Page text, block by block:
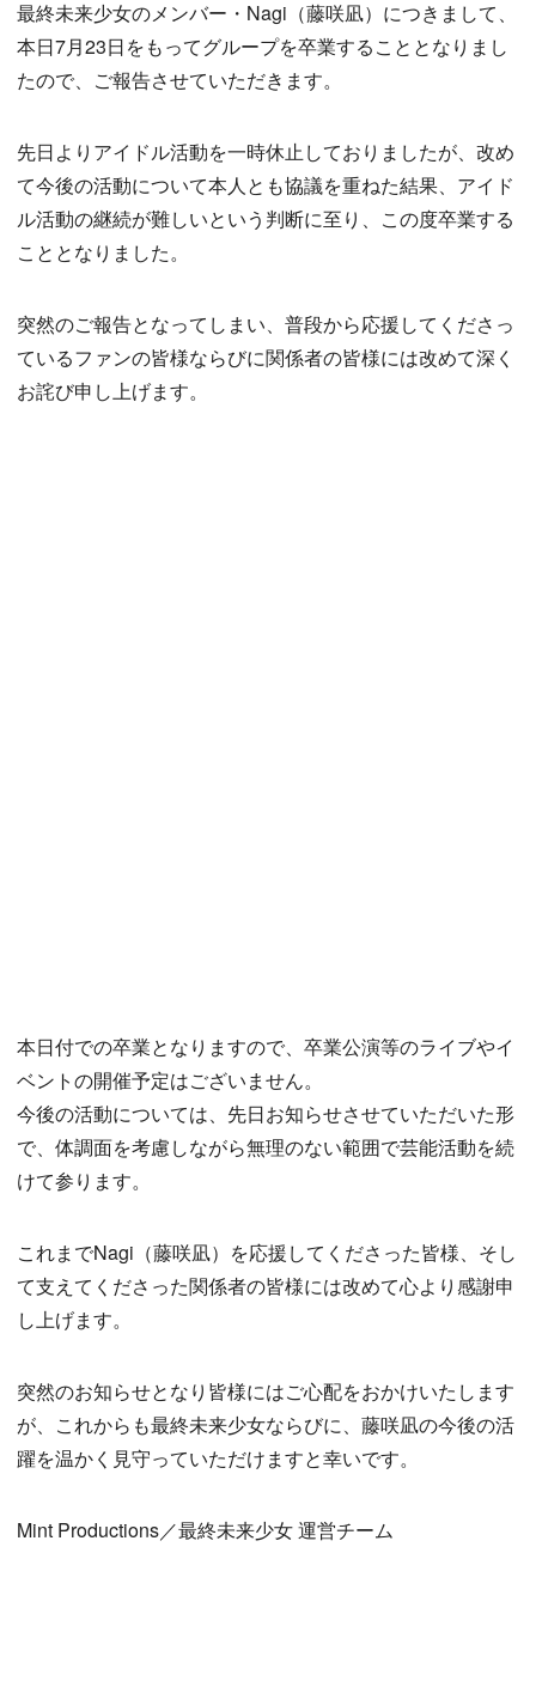
最終未来少女のメンバー・Nagi（藤咲凪）につきまして、
本日7月23日をもってグループを卒業することとなりまし
たので、ご報告させていただきます。
先日よりアイドル活動を一時休止しておりましたが、改め
て今後の活動について本人とも協議を重ねた結果、アイド
ル活動の継続が難しいという判断に至り、この度卒業する
こととなりました。
突然のご報告となってしまい、普段から応援してくださっ
ているファンの皆様ならびに関係者の皆様には改めて深く
お詫び申し上げます。
本日付での卒業となりますので、卒業公演等のライブやイ
ベントの開催予定はございません。
今後の活動については、先日お知らせさせていただいた形
で、体調面を考慮しながら無理のない範囲で芸能活動を続
けて参ります。
これまでNagi（藤咲凪）を応援してくださった皆様、そし
て支えてくださった関係者の皆様には改めて心より感謝申
し上げます。
突然のお知らせとなり皆様にはご心配をおかけいたします
が、これからも最終未来少女ならびに、藤咲凪の今後の活
躍を温かく見守っていただけますと幸いです。
Mint Productions／最終未来少女 運営チーム